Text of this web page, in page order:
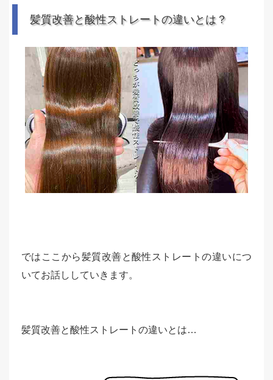
髪質改善と酸性ストレートの違いとは？
ではここから髪質改善と酸性ストレートの違いにつ
いてお話ししていきます。
髪質改善と酸性ストレートの違いとは…